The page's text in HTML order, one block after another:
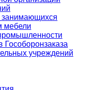
мебели
Гособоронзаказа
учреждений